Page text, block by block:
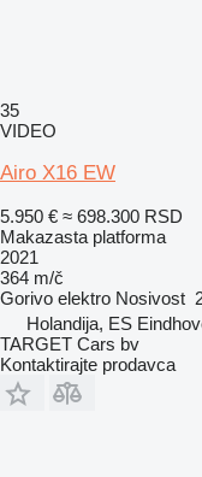
35
VIDEO
Airo X16 EW
5.950 € ≈ 698.300 RSD
Makazasta platforma
2021
364 m/č
Gorivo elektro Nosivost
Holandija, ES
TARGET Cars bv
Kontaktirajte prodavca